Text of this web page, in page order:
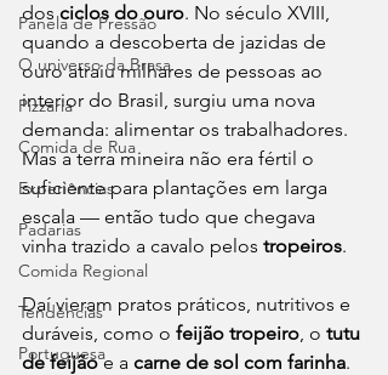
Panela de Pressão
O universo da Brasa
Pizzaria
Comida de Rua
Experiências
Padarias
Comida Regional
Tendências
Portuguesa
dos ciclos do ouro. No século XVIII,
quando a descoberta de jazidas de
ouro atraiu milhares de pessoas ao
interior do Brasil, surgiu uma nova
demanda: alimentar os trabalhadores.
Mas a terra mineira não era fértil o
suficiente para plantações em larga
escala — então tudo que chegava
vinha trazido a cavalo pelos tropeiros.
Daí vieram pratos práticos, nutritivos e
duráveis, como o feijão tropeiro, o tutu
de feijão e a carne de sol com farinha.